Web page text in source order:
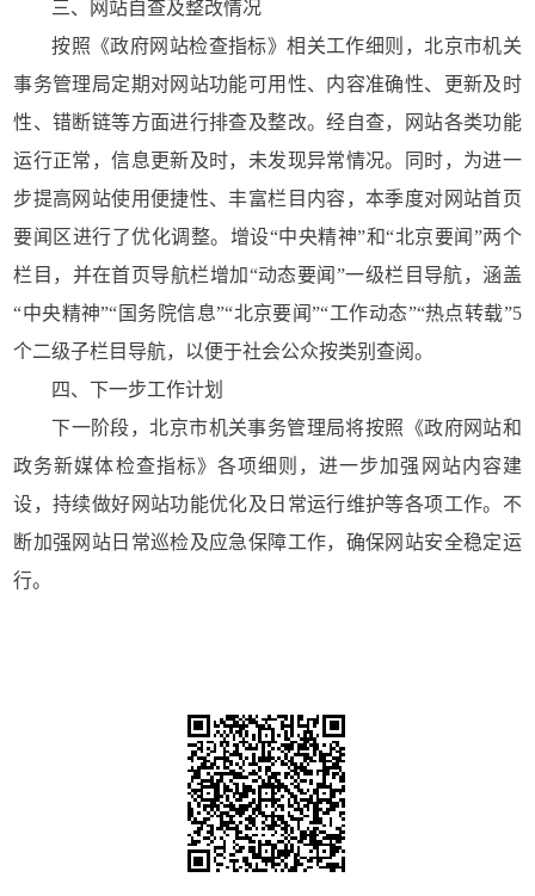
三、网站自查及整改情况
按照《政府网站检查指标》相关工作细则，北京市机关
事务管理局定期对网站功能可用性、内容准确性、更新及时
性、错断链等方面进行排查及整改。经自查，网站各类功能
运行正常，信息更新及时，未发现异常情况。同时，为进一
步提高网站使用便捷性、丰富栏目内容，本季度对网站首页
要闻区进行了优化调整。增设“中央精神”和“北京要闻”两个
栏目，并在首页导航栏增加“动态要闻”一级栏目导航，涵盖
“中央精神”“国务院信息”“北京要闻”“工作动态”“热点转载”5
个二级子栏目导航，以便于社会公众按类别查阅。
四、下一步工作计划
下一阶段，北京市机关事务管理局将按照《政府网站和
政务新媒体检查指标》各项细则，进一步加强网站内容建
设，持续做好网站功能优化及日常运行维护等各项工作。不
断加强网站日常巡检及应急保障工作，确保网站安全稳定运
行。